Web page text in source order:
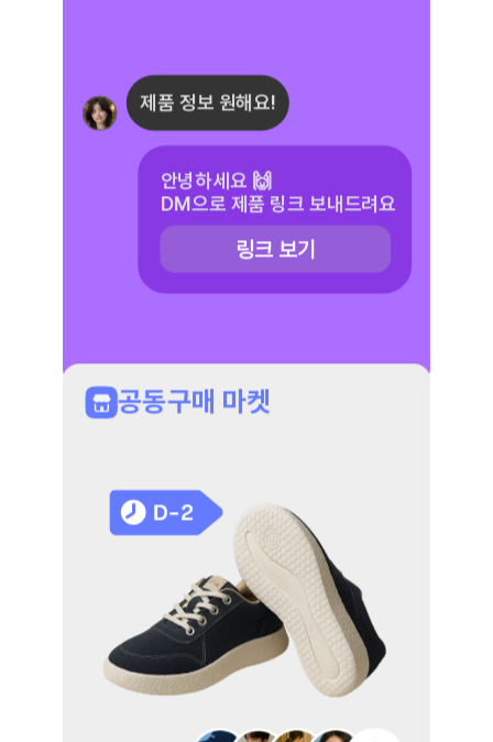
제품 정보 원해요!
링크 보기
안녕하세요 🙌
DM으로 제품 링크 보내드려요
공동구매 마켓